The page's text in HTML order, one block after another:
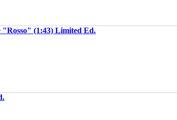
"Rosso" (1:43) Limited Ed.